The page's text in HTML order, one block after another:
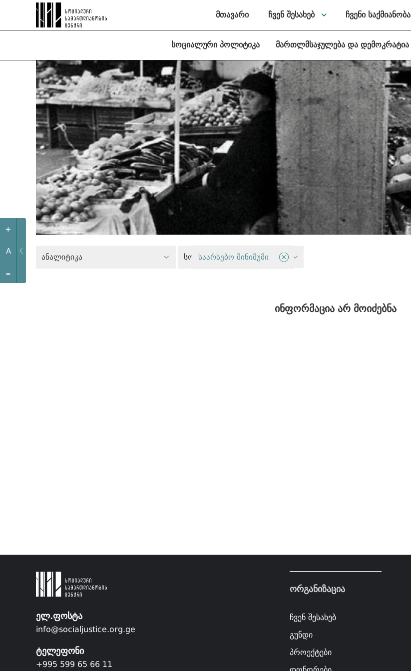
+
A
-
მთავარი ჩვენ შესახებ ჩვენი საქმიანობა
სოციალური პოლიტიკა მართლმსაჯულება და დემოკრატია
ანალიტიკა სოციალური სამართლიანობა
საარსებო მინიმუმი
ინფორმაცია არ მოიძებნა
ელ.ფოსტა
info@socialjustice.org.ge
ტელეფონი
+995 599 65 66 11
ორგანიზაცია
ჩვენ შესახებ
გუნდი
პროექტები